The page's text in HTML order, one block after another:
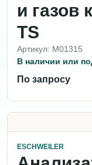
и газов
TS
Артикул: M01315
В наличии или
По запросу
ESCHWEILER